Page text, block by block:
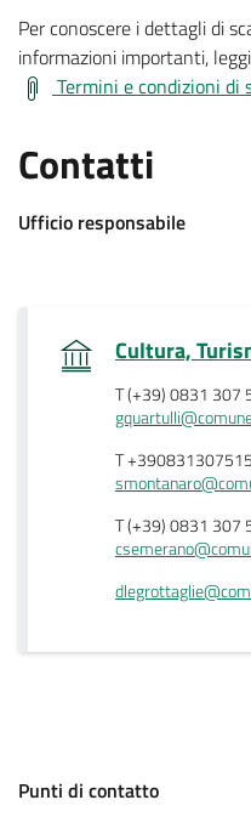
Per conoscere i dettagli di
informazioni importanti,
Termini e condizioni di
Contatti
Ufficio responsabile:
Cultura,
T (+39) 0831 307
T +390831307515
T (+39) 0831 307
Punti di contatto